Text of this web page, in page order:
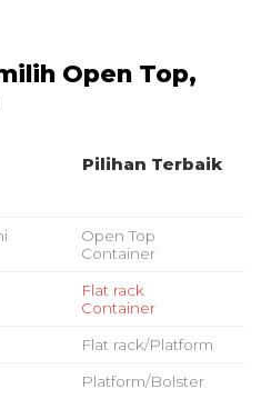
Open Top,
Pilihan Terbaik
Open Top
Container
Flat rack
Container
Flat rack/Platform
Platform/Bolster